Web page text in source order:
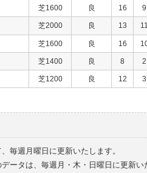
芝1600 良 16 9
芝2000 良 13 11
芝1600 良 16
芝1400 良 8 2
芝1200 良 12 3
毎週月曜日に更新いたします。
ータは、毎週月・木・日曜日に更新い